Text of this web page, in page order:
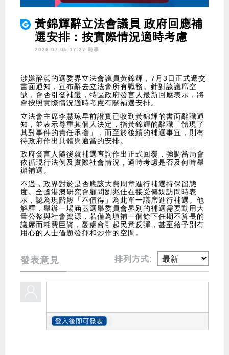
黃錦輝辭立法會議員 政府回應補
選安排：按實際情況適時考慮
2026.07.05 17:27 時事
涉嫌醉駕的選委界立法會議員黃錦輝，7月3日正式遞交
書面通知，宣布辭去立法會所有職務。針對該議席空
缺，會否引發補選，特區政府發言人最新回應表示，將
會按照實際情況適時考慮有關補選安排。
立法會主席李慧琼早前證實已收到黃錦輝的書面辭職通
知，並表示尊重其個人決定，指黃錦輝的辭職「體現了
其對事件的責任承擔」，而至於後續的補選事宜，則有
待政府作出具體與適當的安排。
政府發言人隨後就補選查詢作出正式回覆，強調當局會
依循現行法例及實際社會情況，適時考慮是否及何時舉
辦補選。
不過，政界對於是否應該大費周章進行補選持保留態
度。全國港澳研究會顧問劉兆佳在接受傳媒訪問時表
示，認為現階段「不值得」為此單一議席進行補選。他
解釋，舉辦一場涵蓋選舉委員會界別的補選需要動用大
量公帑與社會資源，若僅為填補一個餘下任期不算長的
議席而耗費巨資，憂慮會引起民意反彈，甚至給予別有
用心的人士借題發揮和炒作的空間。
發表意見 排列方式: